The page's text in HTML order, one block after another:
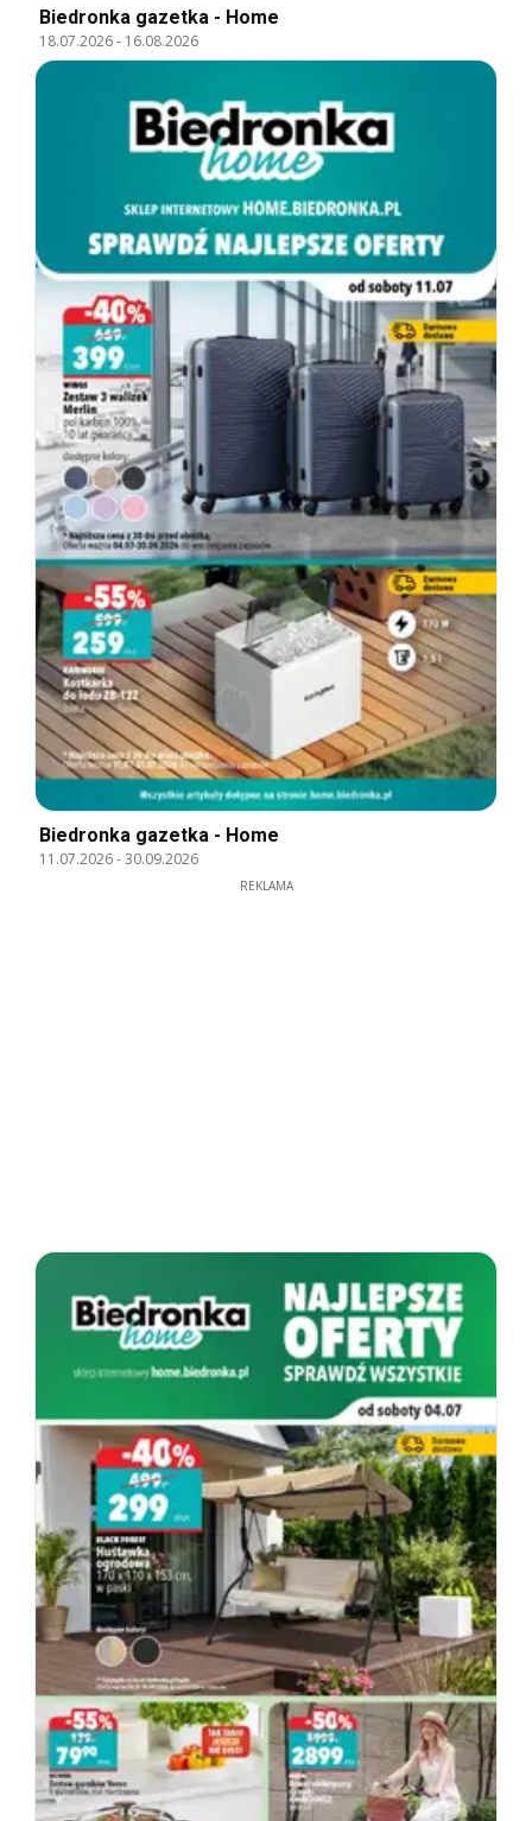
Biedronka gazetka - Home
18.07.2026- 16.08.2026
Biedronka gazetka - Home
11.07.2026-30.09.2026
REKLAMA